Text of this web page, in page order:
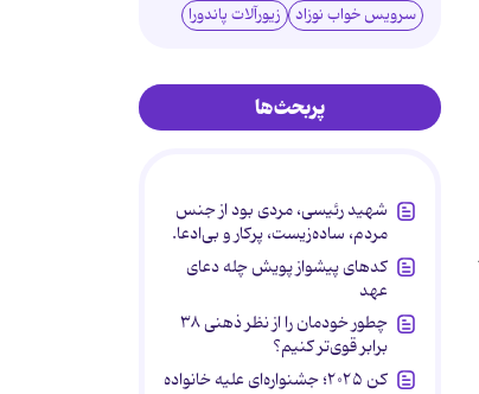
سرویس خواب نوزاد زیورآلات پاندورا
پربحث‌ها
شهید رئیسی، مردی بود از جنس
مردم، ساده‌زیست، پرکار و بی‌ادعا.
کدهای پیشواز پویش چله دعای
عهد
چطور خودمان را از نظر ذهنی ۳۸
برابر قوی‌تر کنیم؟
کن ۲۰۲۵؛ جشنواره‌ای علیه خانواده